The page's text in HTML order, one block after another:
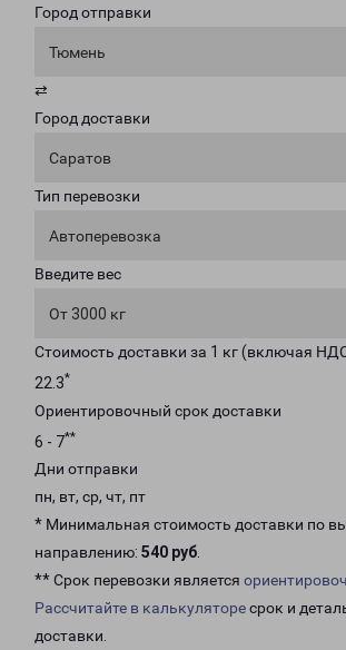
Город отправки
Тюмень
⇄
Город доставки
Саратов
Тип перевозки
Автоперевозка
Введите вес
От 3000 кг
Стоимость доставки за 1 кг (включая
22.3*
Ориентировочный срок доставки
6 - 7**
Дни отправки
пн, вт, ср, чт, пт
* Минимальная стоимость доставки по
направлению: 540 руб.
** Срок перевозки является
Рассчитайте в калькуляторесрок и
доставки.